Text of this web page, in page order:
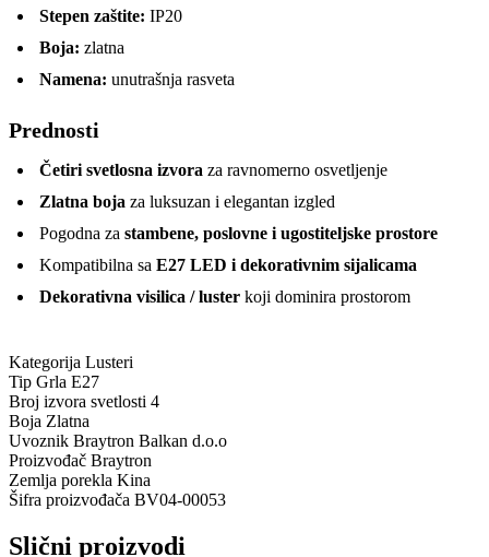
Stepen zaštite: IP20
Boja: zlatna
Namena: unutrašnja rasveta
Prednosti
Četiri svetlosna izvora za ravnomerno osvetljenje
Zlatna boja za luksuzan i elegantan izgled
Pogodna za stambene, poslovne i ugostiteljske prostore
Kompatibilna sa E27 LED i dekorativnim sijalicama
Dekorativna visilica / luster koji dominira prostorom
Kategorija Lusteri
Tip Grla E27
Broj izvora svetlosti 4
Boja Zlatna
Uvoznik Braytron Balkan d.o.o
Proizvođač Braytron
Zemlja porekla Kina
Šifra proizvođača BV04-00053
Slični proizvodi